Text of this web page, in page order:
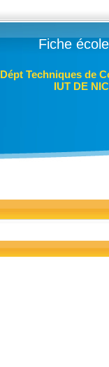
Fiche
Dépt Techniques de
IUT DE